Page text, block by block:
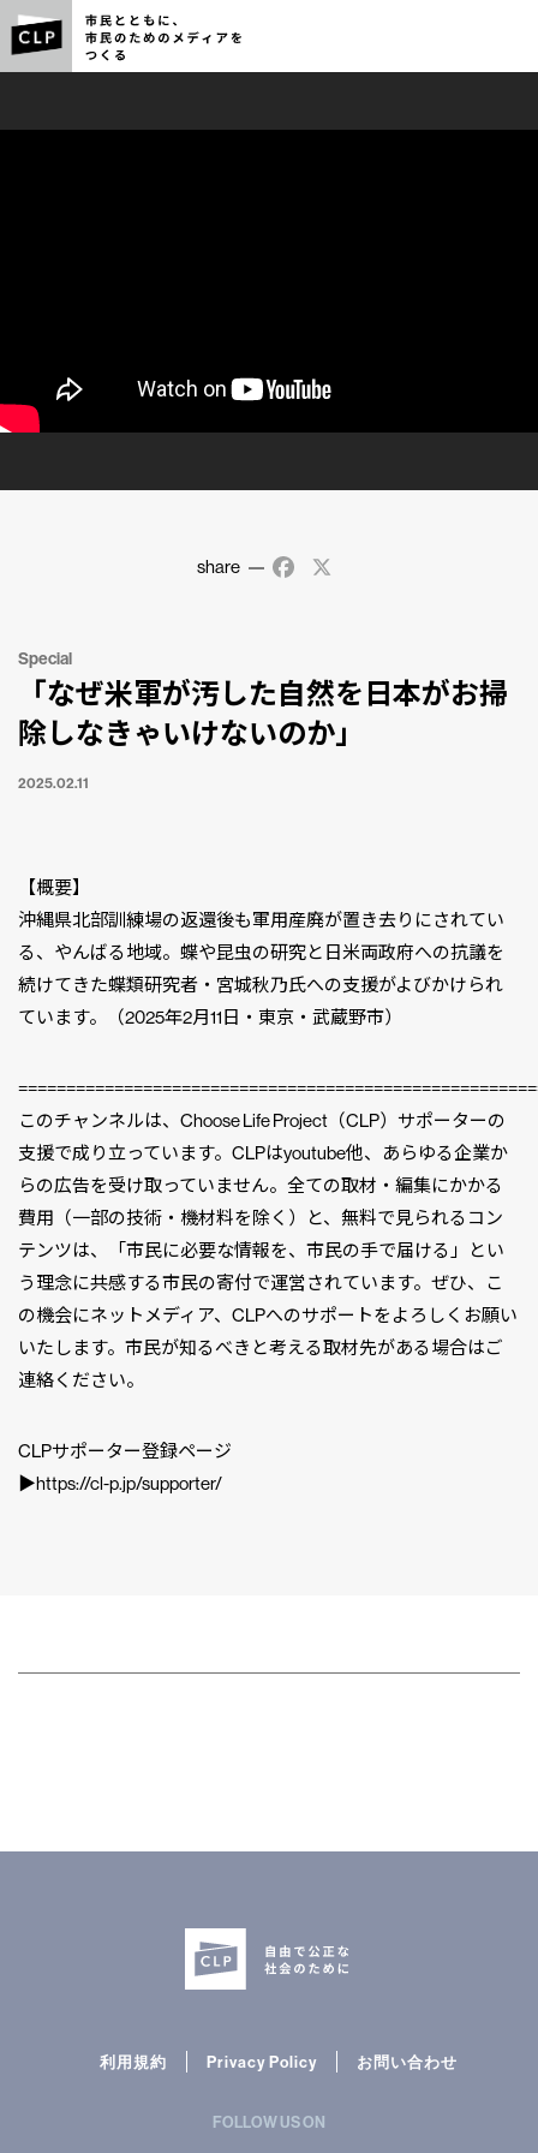
share Facebook
Special
「なぜ米軍が汚した自然を日本がお掃
除しなきゃいけないのか」
2025.02.11
【概要】
沖縄県北部訓練場の返還後も軍用産廃が置き去りにされてい
る、やんばる地域。蝶や昆虫の研究と日米両政府への抗議を
続けてきた蝶類研究者・宮城秋乃氏への支援がよびかけられ
ています。（2025年2月11日・東京・武蔵野市）
このチャンネルは、Choose Life Project（CLP）サポーターの
支援で成り立っています。CLPはyoutube他、あらゆる企業か
らの広告を受け取っていません。全ての取材・編集にかかる
費用（一部の技術・機材料を除く）と、無料で見られるコン
テンツは、「市民に必要な情報を、市民の手で届ける」とい
う理念に共感する市民の寄付で運営されています。ぜひ、こ
の機会にネットメディア、CLPへのサポートをよろしくお願い
いたします。市民が知るべきと考える取材先がある場合はご
連絡ください。
CLPサポーター登録ページ
▶︎https://cl-p.jp/supporter/
利用規約 Privacy Policy お問い合わせ
FOLLOW US ON